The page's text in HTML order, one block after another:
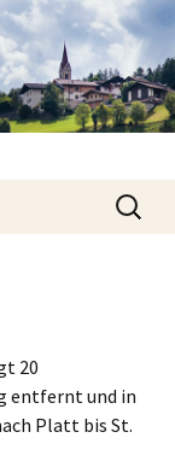
Suchen
nach:
20
entfernt und in
Platt bis St.